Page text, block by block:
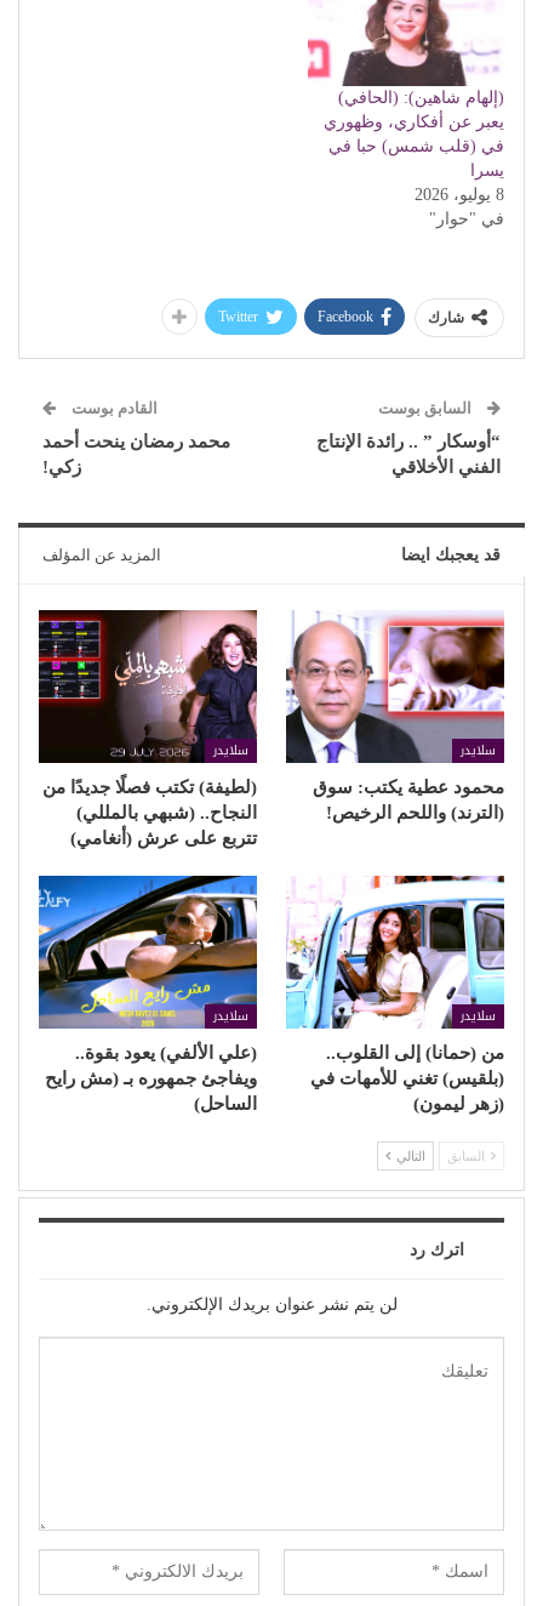
(إلهام شاهين): (الحافي)
يعبر عن أفكاري، وظهوري
في (قلب شمس) حبا في
يسرا
8 يوليو، 2026
في "حوار"
شارك Facebook
Twitter
السابق بوست
“أوسكار ” .. رائدة الإنتاج
الفني الأخلاقي
القادم بوست
محمد رمضان ينحت أحمد
زكي!
قد يعجبك ايضا المزيد عن المؤلف
سلايدر
محمود عطية يكتب: سوق
(الترند) واللحم الرخيص!
سلايدر
(لطيفة) تكتب فصلًا جديدًا من
النجاح.. (شبهي بالمللي)
تتربع على عرش (أنغامي)
سلايدر
من (حمانا) إلى القلوب..
(بلقيس) تغني للأمهات في
(زهر ليمون)
سلايدر
(علي الألفي) يعود بقوة..
ويفاجئ جمهوره بـ (مش رايح
الساحل)
السابق التالي
اترك رد
لن يتم نشر عنوان بريدك الإلكتروني.